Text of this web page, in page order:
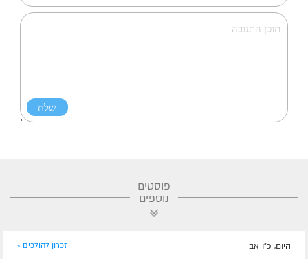
פוסטים
נוספים
היום, כ"ו אב זכרון להולכים »